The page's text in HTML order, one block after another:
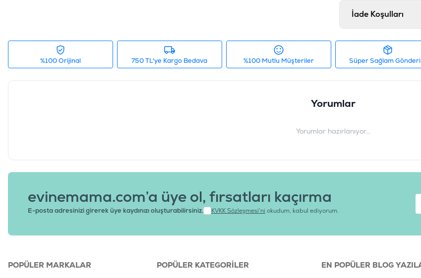
Tedarikçi Ürün Kodu
İade Koşulları
%100 Orijinal 750 TL'ye Kargo Bedava %100 Mutlu Müşteriler Süper Sağlam
Yorumlar
Yorumlar hazırlanıyor...
evinemama.com’a üye ol, fırsatları kaçırma
E-posta adresinizi girerek üye kaydınızı oluşturabilirsiniz. KVKK Sözleşmesi'ni okudum, kabul ediyorum.
POPÜLER MARKALAR POPÜLER KATEGORILER EN POPÜLER BLOG